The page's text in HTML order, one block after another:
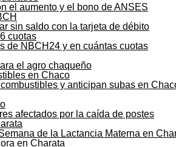
el aumento y el bono de ANSES
sin saldo con la tarjeta de débito
de NBCH24 y en cuántas cuotas
el agro chaqueño
y anticipan subas en
afectados por la caída de postes
de la Lactancia Materna en